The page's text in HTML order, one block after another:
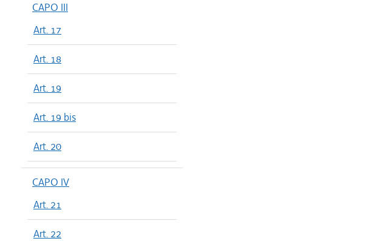
CAPO III
Art. 17
Art. 18
Art. 19
Art. 19 bis
Art. 20
CAPO IV
Art. 21
Art. 22